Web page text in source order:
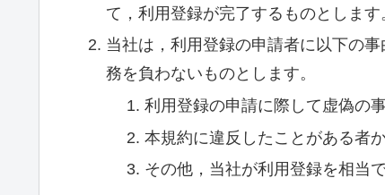
て，利用登録が完了するものとします
当社は，利用登録の申請者に以下の
務を負わないものとします。
利用登録の申請に際して虚偽の
本規約に違反したことがある者
その他，当社が利用登録を相当